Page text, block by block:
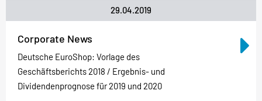
29.04.2019
Corporate News
Deutsche EuroShop: Vorlage des
Geschäftsberichts 2018 / Ergebnis- und
Dividendenprognose für 2019 und 2020